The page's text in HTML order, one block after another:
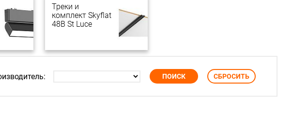
Треки и
комплект Skyflat
48В St Luce